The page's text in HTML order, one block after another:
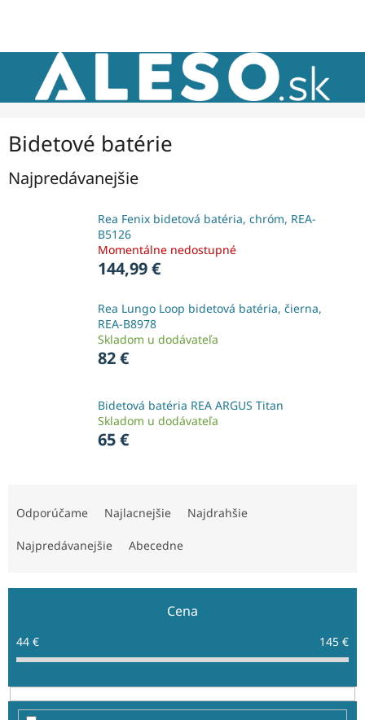
Bidetové batérie
Najpredávanejšie
Rea Fenix bidetová batéria, chróm, REA-
B5126
Momentálne nedostupné
144,99 €
Rea Lungo Loop bidetová batéria, čierna,
REA-B8978
Skladom u dodávateľa
82 €
Bidetová batéria REA ARGUS Titan
Skladom u dodávateľa
65 €
o
u
k
Odporúčame Najlacnejšie Najdrahšie
Najpredávanejšie Abecedne
Cena
44 € 145 €